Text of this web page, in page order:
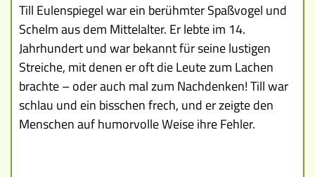
Till Eulenspiegel war ein berühmter Spaßvogel und
Schelm aus dem Mittelalter. Er lebte im 14.
Jahrhundert und war bekannt für seine lustigen
Streiche, mit denen er oft die Leute zum Lachen
brachte – oder auch mal zum Nachdenken! Till war
schlau und ein bisschen frech, und er zeigte den
Menschen auf humorvolle Weise ihre Fehler.